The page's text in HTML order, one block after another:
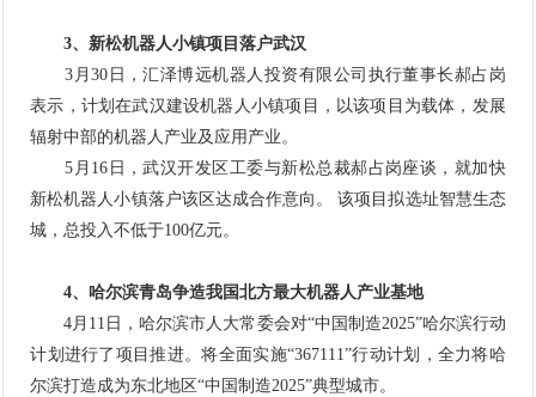
3、新松机器人小镇项目落户武汉
3月30日，汇泽博远机器人投资有限公司执行董事长郝占岗
表示，计划在武汉建设机器人小镇项目，以该项目为载体，发展
辐射中部的机器人产业及应用产业。
5月16日，武汉开发区工委与新松总裁郝占岗座谈，就加快
新松机器人小镇落户该区达成合作意向。 该项目拟选址智慧生态
城，总投入不低于100亿元。
4、哈尔滨青岛争造我国北方最大机器人产业基地
4月11日，哈尔滨市人大常委会对“中国制造2025”哈尔滨行动
计划进行了项目推进。将全面实施“367111”行动计划，全力将哈
尔滨打造成为东北地区“中国制造2025”典型城市。